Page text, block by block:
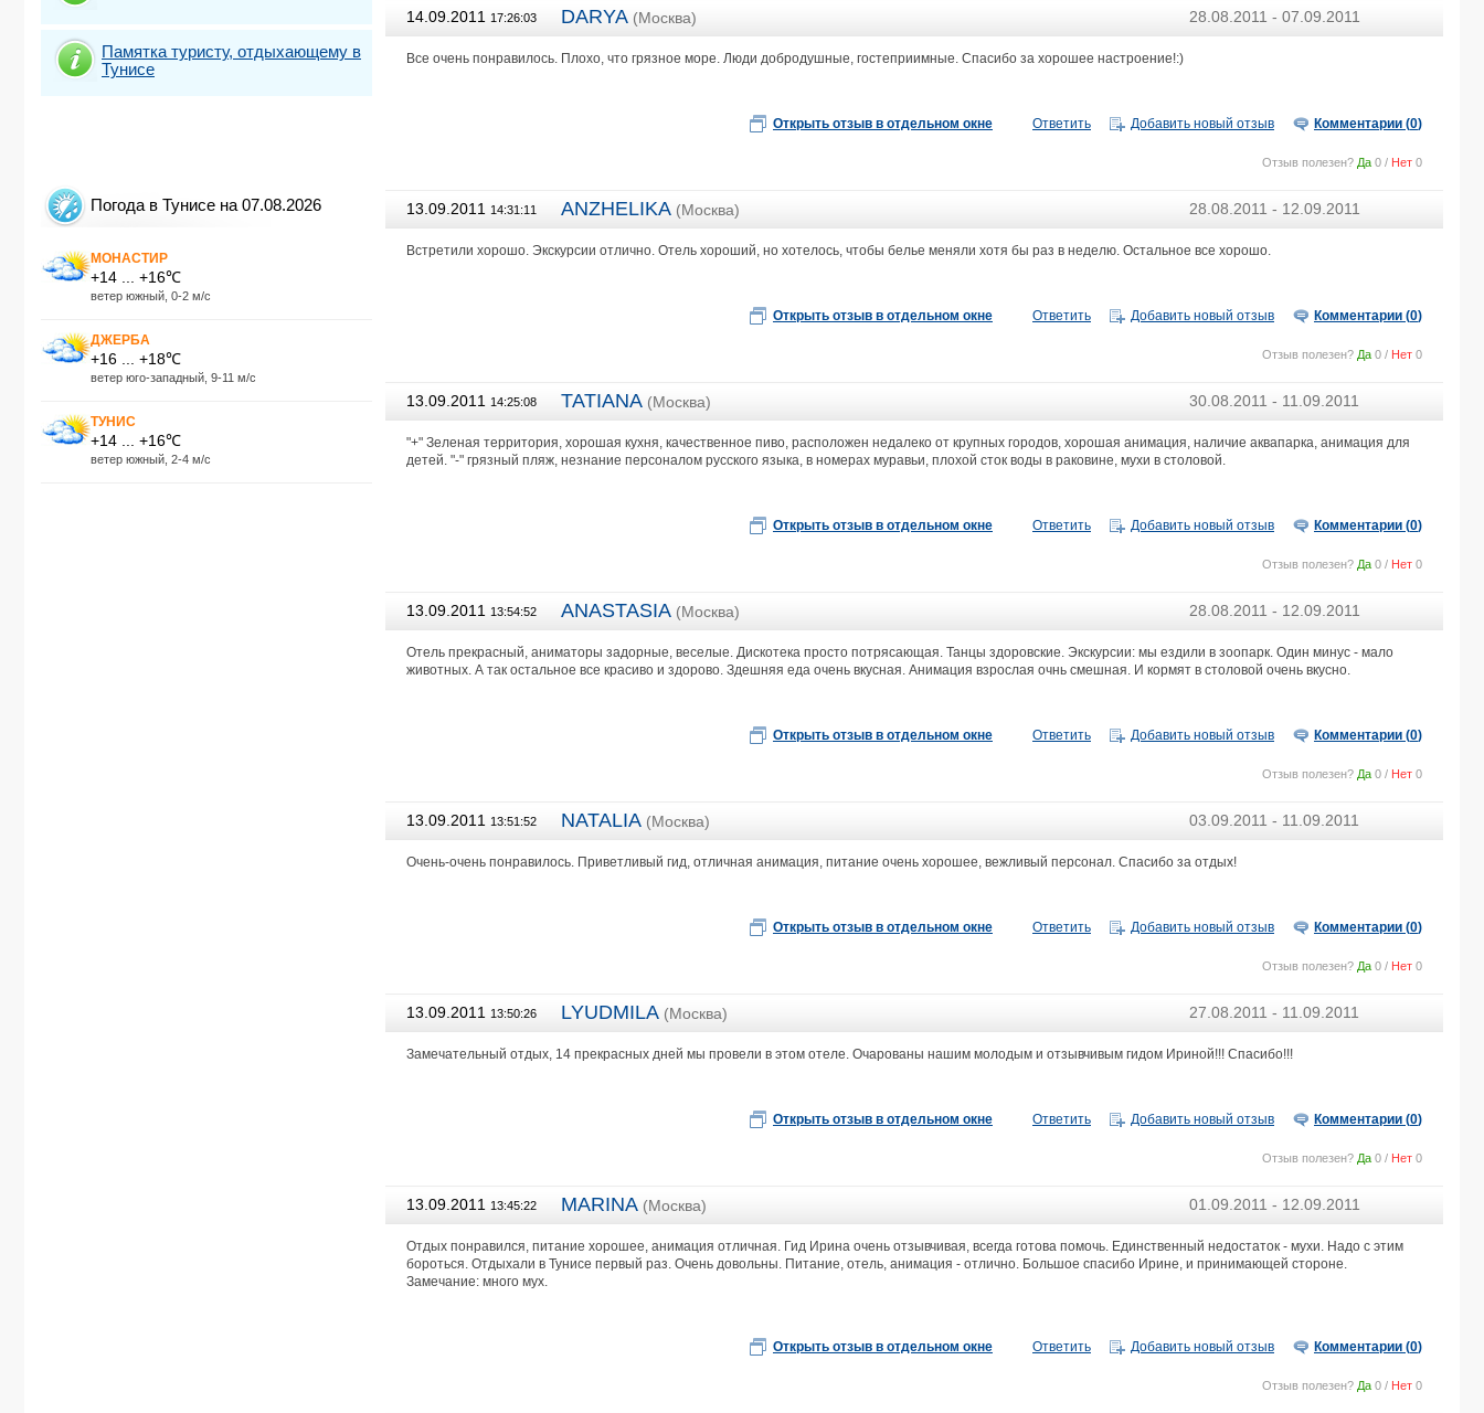
Памятка туристу, отдыхающему в
Тунисе
Погода в Тунисе на 07.08.2026
МОНАСТИР
+14 ... +16℃
ветер южный, 0-2 м/с
ДЖЕРБА
+16 ... +18℃
ветер юго-западный, 9-11 м/с
ТУНИС
+14 ... +16℃
ветер южный, 2-4 м/с
IBEROSTAR SELECTION KURIAT PALACE 5*
EL MOURADI PALM MARINA 5*
MAHDIA BEACH & AQUAPARK 4*
SAHARA BEACH AQUAPARK RESORT 3*
THE MIRAGE RESORT & SPA (ex. IBEROSTAR SELECTION MIRAGE
REGENCY HAMMAMET 3*
EL MOURADI EL MENZAH 4*
CLUB NOVOSTAR DAR KHAYAM 3*
MARHABA ROYAL SALEM 4*
NOVOSTAR BEL AZUR THALASSA & BUNGALOWS 4*
EL MOURADI CLUB EL KANTAOUI 4*
CALIMERA DELFINO BEACH RESORT & SPA 4*
EL MEHDI BEACH RESORT 4*
EL MOURADI CAP MAHDIA 3*
SEABEL ALHAMBRA BEACH GOLF & SPA 4*
THALASSA SOUSSE RESORT & AQUAPARK 4*
HASDRUBAL THALASSA & SPA YASMINE HAMMAMET 5*
MEDINA BELISAIRE & THALASSO 4*
STEIGENBERGER MARHABA THALASSO 5*
14.09.2011 17:26:03 28.08.2011 - 07.09.2011
DARYA (Москва)
АгентствоТуристическое агентство "Колумб"
Все очень понравилось. Плохо, что грязное море. Люди добродушные, гостеприимные. Спасибо за хорошее настроение!:)
Открыть отзыв в отдельном окне Ответить Добавить новый отзыв Комментарии (0)
Отзыв полезен? Да 0 / Нет 0
13.09.2011 14:31:11 28.08.2011 - 12.09.2011
ANZHELIKA (Москва)
АгентствоИП Исакова Елена Валерьевна
Встретили хорошо. Экскурсии отлично. Отель хороший, но хотелось, чтобы белье меняли хотя бы раз в неделю. Остальное все хорошо.
Открыть отзыв в отдельном окне Ответить Добавить новый отзыв Комментарии (0)
Отзыв полезен? Да 0 / Нет 0
13.09.2011 14:25:08 30.08.2011 - 11.09.2011
TATIANA (Москва)
АгентствоГорячие туры Бауманская
"+" Зеленая территория, хорошая кухня, качественное пиво, расположен недалеко от крупных городов, хорошая анимация, наличие аквапарка, анимация для
детей. "-" грязный пляж, незнание персоналом русского языка, в номерах муравьи, плохой сток воды в раковине, мухи в столовой.
Открыть отзыв в отдельном окне Ответить Добавить новый отзыв Комментарии (0)
Отзыв полезен? Да 0 / Нет 0
13.09.2011 13:54:52 28.08.2011 - 12.09.2011
ANASTASIA (Москва)
АгентствоИП Исакова Елена Валерьевна
Отель прекрасный, аниматоры задорные, веселые. Дискотека просто потрясающая. Танцы здоровские. Экскурсии: мы ездили в зоопарк. Один минус - мало
животных. А так остальное все красиво и здорово. Здешняя еда очень вкусная. Анимация взрослая очнь смешная. И кормят в столовой очень вкусно.
Открыть отзыв в отдельном окне Ответить Добавить новый отзыв Комментарии (0)
Отзыв полезен? Да 0 / Нет 0
13.09.2011 13:51:52 03.09.2011 - 11.09.2011
NATALIA (Москва)
АгентствоООО "АРИАДНА"
Очень-очень понравилось. Приветливый гид, отличная анимация, питание очень хорошее, вежливый персонал. Спасибо за отдых!
Открыть отзыв в отдельном окне Ответить Добавить новый отзыв Комментарии (0)
Отзыв полезен? Да 0 / Нет 0
13.09.2011 13:50:26 27.08.2011 - 11.09.2011
LYUDMILA (Москва)
АгентствоСеть турагентств ЭЛИТ ТУР
Замечательный отдых, 14 прекрасных дней мы провели в этом отеле. Очарованы нашим молодым и отзывчивым гидом Ириной!!! Спасибо!!!
Открыть отзыв в отдельном окне Ответить Добавить новый отзыв Комментарии (0)
Отзыв полезен? Да 0 / Нет 0
13.09.2011 13:45:22 01.09.2011 - 12.09.2011
MARINA (Москва)
АгентствоООО "Туристическое бюро "Кенгуру-Тур"
Отдых понравился, питание хорошее, анимация отличная. Гид Ирина очень отзывчивая, всегда готова помочь. Единственный недостаток - мухи. Надо с этим
бороться. Отдыхали в Тунисе первый раз. Очень довольны. Питание, отель, анимация - отлично. Большое спасибо Ирине, и принимающей стороне.
Замечание: много мух.
Открыть отзыв в отдельном окне Ответить Добавить новый отзыв Комментарии (0)
Отзыв полезен? Да 0 / Нет 0